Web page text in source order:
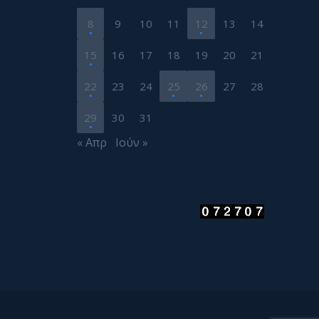
8 9 10 11 12 13 14
15 16 17 18 19 20 21
22 23 24 25 26 27 28
29 30 31
« Απρ Ιούν »